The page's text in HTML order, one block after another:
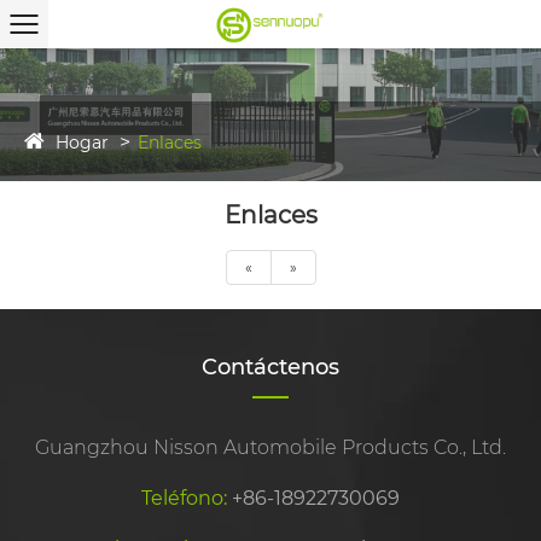
Hogar Enlaces
Enlaces
« »
Contáctenos
Guangzhou Nisson Automobile Products Co., Ltd.
Teléfono: +86-18922730069